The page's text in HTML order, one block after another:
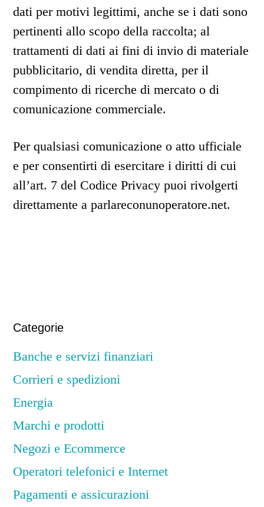
dati per motivi legittimi, anche se i dati sono
pertinenti allo scopo della raccolta; al
trattamenti di dati ai fini di invio di materiale
pubblicitario, di vendita diretta, per il
compimento di ricerche di mercato o di
comunicazione commerciale.
Per qualsiasi comunicazione o atto ufficiale
e per consentirti di esercitare i diritti di cui
all’art. 7 del Codice Privacy puoi rivolgerti
direttamente a parlareconunoperatore.net.
Primary Sidebar
Categorie
Banche e servizi finanziari
Corrieri e spedizioni
Energia
Marchi e prodotti
Negozi e Ecommerce
Operatori telefonici e Internet
Pagamenti e assicurazioni